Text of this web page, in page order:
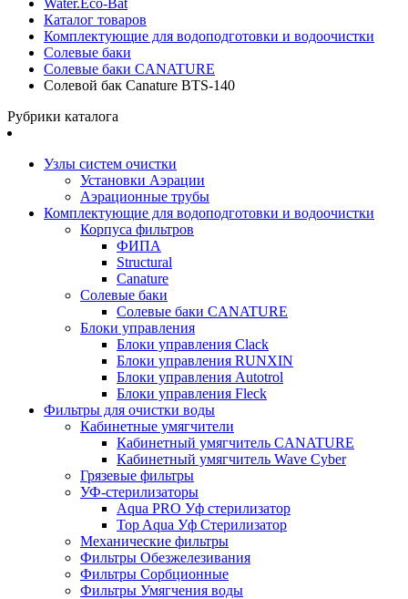
Каталог товаров
Комплектующие для водоподготовки и водоочистки
Солевые баки
Солевые баки CANATURE
Солевой бак Canature BTS-140
Рубрики каталога
Узлы систем очистки
Установки Аэрации
Аэрационные трубы
Комплектующие для водоподготовки и водоочистки
Корпуса фильтров
ФИПА
Structural
Canature
Солевые баки
Солевые баки CANATURE
Блоки управления
Блоки управления Clack
Блоки управления RUNXIN
Блоки управления Autotrol
Блоки управления Fleck
Фильтры для очистки воды
Кабинетные умягчители
Кабинетный умягчитель CANATURE
Кабинетный умягчитель Wave Cyber
Грязевые фильтры
УФ-стерилизаторы
Aqua PRO Уф стерилизатор
Top Aqua Уф Стерилизатор
Механические фильтры
Фильтры Обезжелезивания
Фильтры Сорбционные
Фильтры Умягчения воды